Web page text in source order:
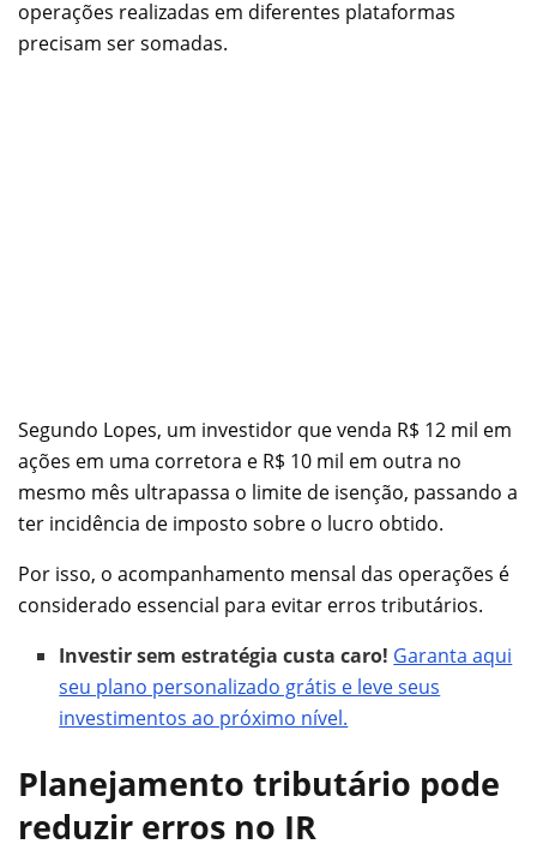
operações realizadas em diferentes plataformas
precisam ser somadas.
Segundo Lopes, um investidor que venda R$ 12 mil em
ações em uma corretora e R$ 10 mil em outra no
mesmo mês ultrapassa o limite de isenção, passando a
ter incidência de imposto sobre o lucro obtido.
Por isso, o acompanhamento mensal das operações é
considerado essencial para evitar erros tributários.
Investir sem estratégia custa caro! Garanta aqui
seu plano personalizado grátis e leve seus
investimentos ao próximo nível.
Planejamento tributário pode
reduzir erros no IR